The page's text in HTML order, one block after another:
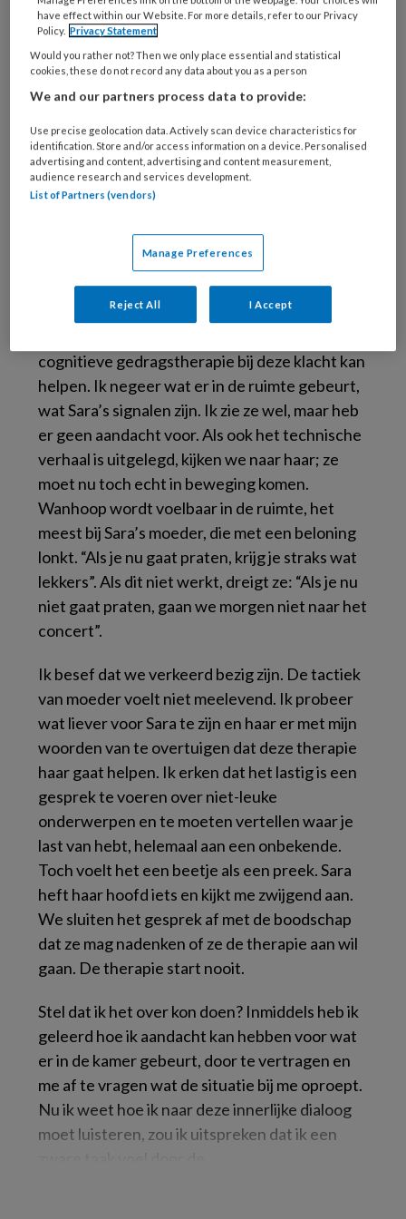
de eerste cliënten die ik ontmoet als
individueel behandelaar. Ze werd aangemeld
met sociale angstklachten. Ik had er zin in,
eindelijk aan de slag met interventies die ik had
geleerd tijdens de basisopleiding cognitieve
gedragstherapie.
En daar zit ik, nog volop in opleiding tot GZ-
doen en zoek veiligheid, houvast. Ik ben goed
in klachten begrijpen en uiteenzetten. Samen
met ouders en de gezinshulpverlener ga ik de
aanmeldklacht analyseren. Terwijl Sara erbij zit,
cognitieve gedragstherapie bij deze klacht kan
helpen. Ik negeer wat er in de ruimte gebeurt,
wat Sara’s signalen zijn. Ik zie ze wel, maar heb
er geen aandacht voor. Als ook het technische
verhaal is uitgelegd, kijken we naar haar; ze
moet nu toch echt in beweging komen.
Wanhoop wordt voelbaar in de ruimte, het
meest bij Sara’s moeder, die met een beloning
lonkt. “Als je nu gaat praten, krijg je straks wat
lekkers”. Als dit niet werkt, dreigt ze: “Als je nu
niet gaat praten, gaan we morgen niet naar het
concert”.
Ik besef dat we verkeerd bezig zijn. De tactiek
van moeder voelt niet meelevend. Ik probeer
wat liever voor Sara te zijn en haar er met mijn
woorden van te overtuigen dat deze therapie
haar gaat helpen. Ik erken dat het lastig is een
gesprek te voeren over niet-leuke
onderwerpen en te moeten vertellen waar je
last van hebt, helemaal aan een onbekende.
Toch voelt het een beetje als een preek. Sara
heft haar hoofd iets en kijkt me zwijgend aan.
We sluiten het gesprek af met de boodschap
dat ze mag nadenken of ze de therapie aan wil
gaan. De therapie start nooit.
Stel dat ik het over kon doen? Inmiddels heb ik
geleerd hoe ik aandacht kan hebben voor wat
er in de kamer gebeurt, door te vertragen en
me af te vragen wat de situatie bij me oproept.
Nu ik weet hoe ik naar deze innerlijke dialoog
moet luisteren, zou ik uitspreken dat ik een
have effect within our Website. For more details, refer to our Privacy
Policy. Privacy Statement
Would you rather not? Then we only place essential and statistical
cookies, these do not record any data about you as a person
We and our partners process data to provide:
Use precise geolocation data. Actively scan device characteristics for
identification. Store and/or access information on a device. Personalised
advertising and content, advertising and content measurement,
audience research and services development.
List of Partners (vendors)
Manage Preferences
Reject All I Accept